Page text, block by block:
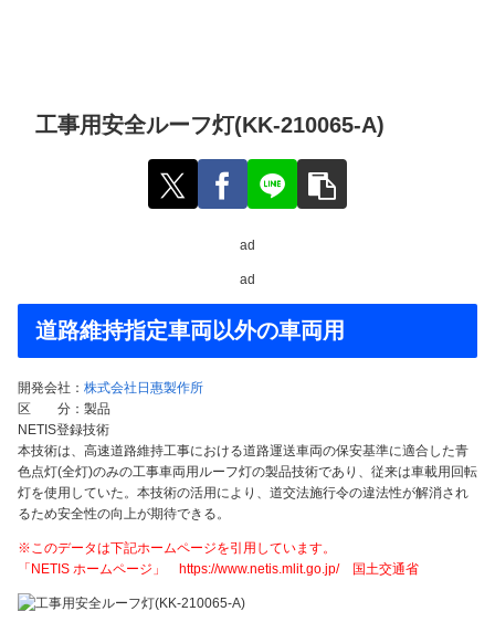
工事用安全ルーフ灯(KK-210065-A)
ad
ad
道路維持指定車両以外の車両用
開発会社： 株式会社日惠製作所
区 分：製品
NETIS登録技術
本技術は、高速道路維持工事における道路運送車両の保安基準に適合した青
色点灯(全灯)のみの工事車両用ルーフ灯の製品技術であり、従来は車載用回転
灯を使用していた。本技術の活用により、道交法施行令の違法性が解消され
るため安全性の向上が期待できる。
※このデータは下記ホームページを引用しています。
「NETIS ホームページ」 https://www.netis.mlit.go.jp/ 国土交通省